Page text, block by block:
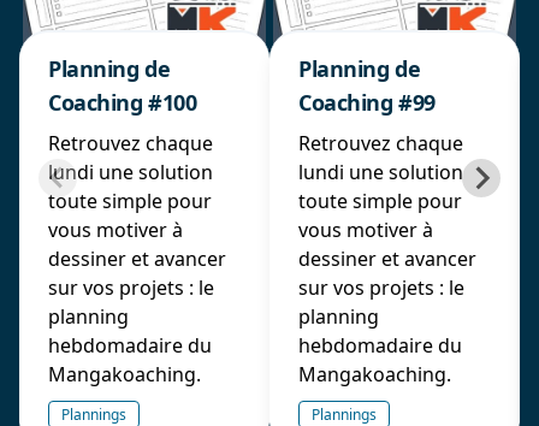
Planning de
Coaching #100
Retrouvez chaque
lundi une solution
toute simple pour
vous motiver à
dessiner et avancer
sur vos projets : le
planning
hebdomadaire du
Mangakoaching.
Plannings
Planning de
Coaching #99
Retrouvez chaque
lundi une solution
toute simple pour
vous motiver à
dessiner et avancer
sur vos projets : le
planning
hebdomadaire du
Mangakoaching.
Plannings